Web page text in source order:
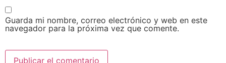
Guarda mi nombre, correo electrónico y web en este
navegador para la próxima vez que comente.